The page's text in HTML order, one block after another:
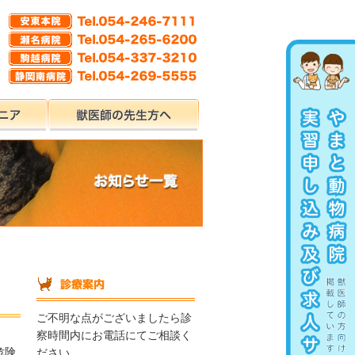
険
ご不明な点がございましたら診
察時間内にお電話にてご相談く